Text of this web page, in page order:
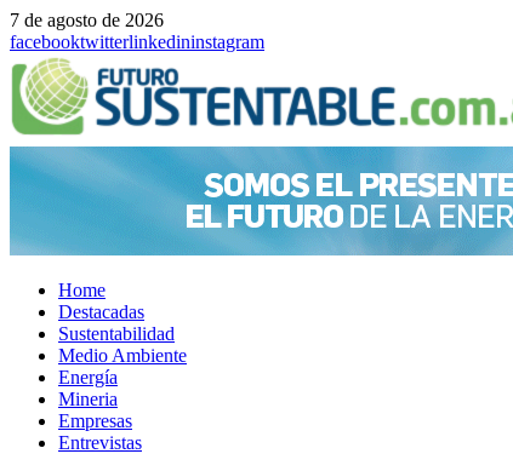
7 de agosto de 2026
facebooktwitterlinkedininstagram
Home
Destacadas
Sustentabilidad
Medio Ambiente
Energía
Mineria
Empresas
Entrevistas